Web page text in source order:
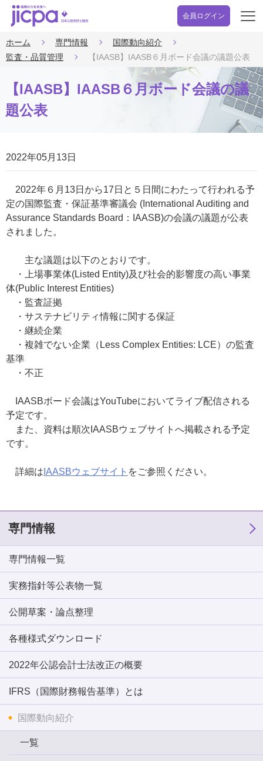
会員ログイン
開
ホーム 専門情報
国際動向紹介
監査・品質管理
【IAASB】IAASB６月ボード会議の議題公表
【IAASB】IAASB６月ボード会議の議
題公表
2022年05月13日
2022年６月13日から17日と５日間にわたって行われる予
定の国際監査・保証基準審議会 (International Auditing and
Assurance Standards Board：IAASB)の会議の議題が公表
されました。
主な議題は以下のとおりです。
・上場事業体(Listed Entity)及び社会的影響度の高い事業
体(Public Interest Entities)
・監査証拠
・サステナビリティ情報に関する保証
・継続企業
・複雑でない企業（Less Complex Entities: LCE）の監査
基準
・不正
IAASBボード会議はYouTubeにおいてライブ配信される
予定です。
また、資料は順次IAASBウェブサイトへ掲載される予定
です。
詳細は IAASBウェブサイト をご参照ください。
専門情報
専門情報一覧
実務指針等公表物一覧
公開草案・論点整理
各種様式ダウンロード
2022年公認会計士法改正の概要
IFRS（国際財務報告基準）とは
国際動向紹介
一覧